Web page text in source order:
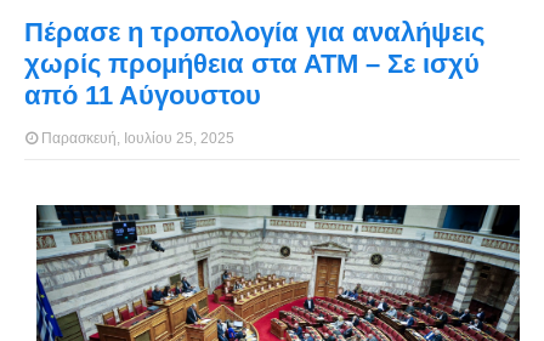
Πέρασε η τροπολογία για αναλήψεις
χωρίς προμήθεια στα ΑΤΜ – Σε ισχύ
από 11 Αύγουστου
Παρασκευή, Ιουλίου 25, 2025